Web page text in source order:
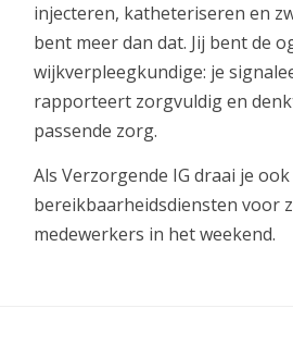
injecteren, katheteriseren en
bent meer dan dat. Jij bent de
wijkverpleegkundige: je
rapporteert zorgvuldig en
passende zorg.
Als Verzorgende IG draai je
bereikbaarheidsdiensten voor
medewerkers in het weekend.